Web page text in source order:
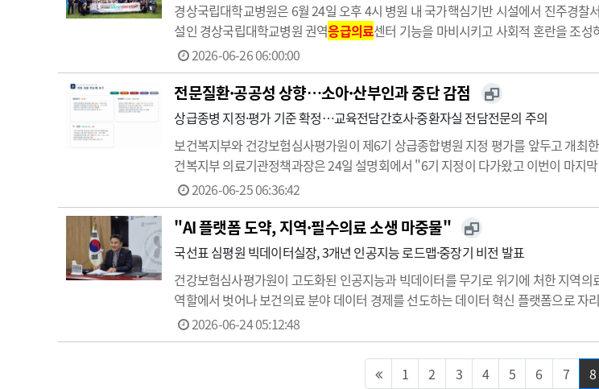
경상국립대학교병원은 6월 24일 오후 4시 병원 내 국가핵심기반 시설에서 진주경찰
설인 경상국립대학교병원 권역응급의료센터 기능을 마비시키고 사회적 혼란을 조
개 유관기관 소속 인력 100여 명과 전문장비 7대가 투입된 상황에서 각 기관은 신속하
2026-06-26 06:00:00
전문질환·공공성 상향…소아·산부인과 중단 감점
상급종병 지정·평가 기준 확정…교육전담간호사·중환자실 전담전문의 주의
보건복지부와 건강보험심사평가원이 제6기 상급종합병원 지정 평가를 앞두고 개
건복지부 의료기관정책과장은 24일 설명회에서 "6기 지정이 다가왔고 이번이 마지
고 지정 평가가 이뤄질 것"이라고 예고했다.이번 설명회는 2027년부터 2029년까지
된 기준이 최종본…
2026-06-25 06:36:42
"AI 플랫폼 도약, 지역·필수의료 소생 마중물"
국선표 심평원 빅데이터실장, 3개년 인공지능 로드맵·중장기 비전 발표
건강보험심사평가원이 고도화된 인공지능과 빅데이터를 무기로 위기에 처한 지역
역할에서 벗어나 보건의료 분야 데이터 경제를 선도하는 데이터 혁신 플랫폼으로
께 연구자들의 편의성을 고려한 데이터 개방 등도 대폭 확대해 AI 시대를 주도하는
전문기자단 간담회에서 전 국민 진료정보 …
2026-06-24 05:12:48
1 2 3 4 5 6 7 8